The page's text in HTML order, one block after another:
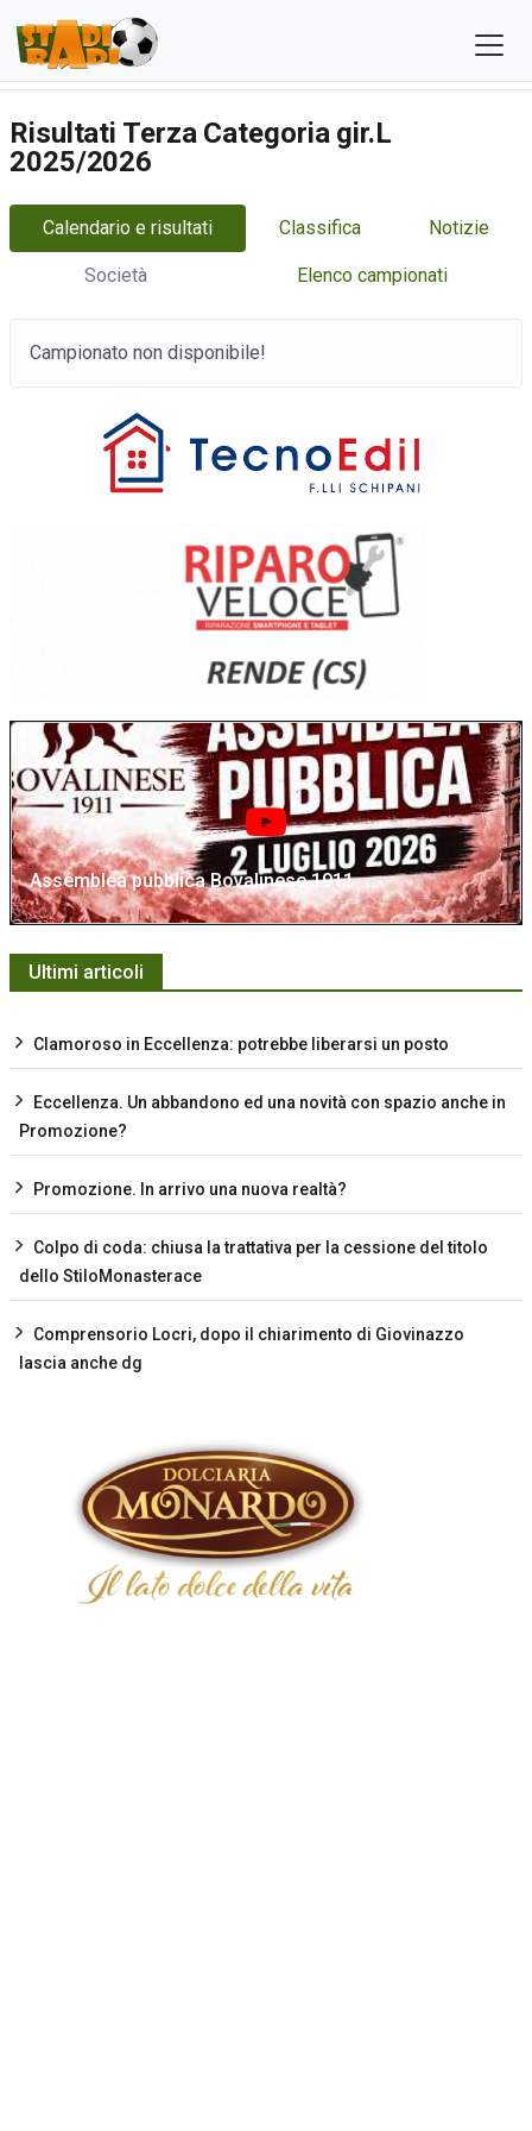
Risultati Terza Categoria gir.L
2025/2026
Calendario e risultati Classifica Notizie
Società Elenco campionati
Campionato non disponibile!
Assemblea pubblica Bovalinese 1911
Ultimi articoli
Clamoroso in Eccellenza: potrebbe liberarsi un posto
Eccellenza. Un abbandono ed una novità con spazio anche in
Promozione?
Promozione. In arrivo una nuova realtà?
Colpo di coda: chiusa la trattativa per la cessione del titolo
dello StiloMonasterace
Comprensorio Locri, dopo il chiarimento di Giovinazzo
lascia anche dg